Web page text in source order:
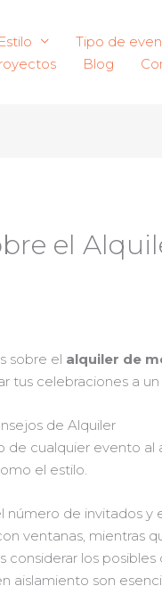
Tipo de
Blog
el
sobre el alquiler de
tus celebraciones a un
de Alquiler
de cualquier evento al
el estilo.
número de invitados
ventanas, mientras
considerar los
aislamiento son